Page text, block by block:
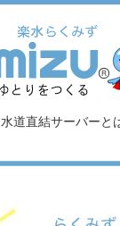
水道直結サーバーと